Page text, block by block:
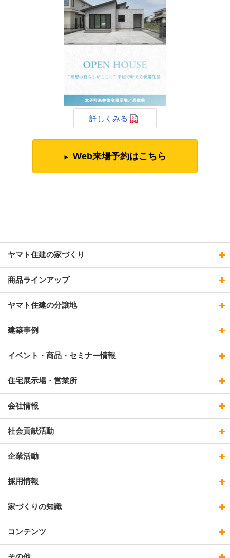
詳しくみる
Web来場予約はこちら
ヤマト住建の家づくり
商品ラインアップ
ヤマト住建の分譲地
建築事例
イベント・商品・セミナー情報
住宅展示場・営業所
会社情報
社会貢献活動
企業活動
採用情報
家づくりの知識
コンテンツ